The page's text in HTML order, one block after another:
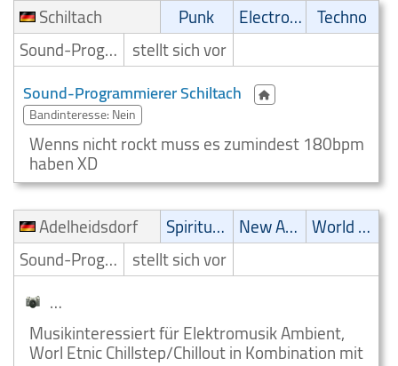
Schiltach
Punk Electronic Techno
Sound-Programmierer stellt sich vor
Sound-Programmierer Schiltach
Bandinteresse: Nein
Wenns nicht rockt muss es zumindest 180bpm
haben XD
Adelheidsdorf
Spirituell New Age
World Music
Sound-Programmierer stellt sich vor
Spirituell Sound-Programmierer Adelheidsdorf
Musikinteressiert für Elektromusik Ambient,
Worl Etnic Chillstep/Chillout in Kombination mit